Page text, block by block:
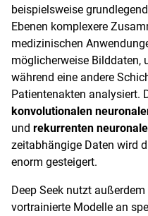
beispielsweise
Ebenen komplexere
medizinischen
möglicherweise Bilddaten,
während eine andere
Patientenakten analysiert.
konvolutionalen
und rekurrenten
zeitabhängige Daten wird
enorm gesteigert.
Deep Seek nutzt außerdem
vortrainierte Modelle an